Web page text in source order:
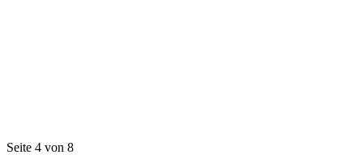
Seite 4 von 8